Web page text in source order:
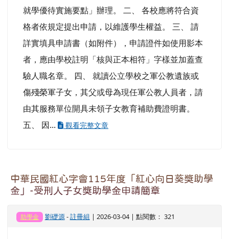
就學優待實施要點」辦理。 二、 各校應將符合資
格者依規定提出申請，以維護學生權益。 三、 請
詳實填具申請書（如附件），申請證件如使用影本
者，應由學校註明「核與正本相符」字樣並加蓋查
驗人職名章。 四、 就讀公立學校之軍公教遺族或
傷殘榮軍子女，其父或母為現任軍公教人員者，請
由其服務單位開具未領子女教育補助費證明書。
五、 因...
觀看完整文章
中華民國紅心字會115年度「紅心向日葵獎助學
金」-受刑人子女獎助學金申請簡章
助學金 劉礎源-註冊組 | 2026-03-04 | 點閱數： 321